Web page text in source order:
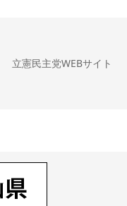
立憲民主党WEBサイト